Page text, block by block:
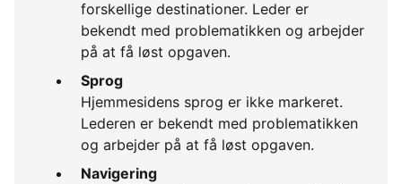
forskellige destinationer. Leder er
bekendt med problematikken og arbejder
på at få løst opgaven.
Sprog
Hjemmesidens sprog er ikke markeret.
Lederen er bekendt med problematikken
og arbejder på at få løst opgaven.
Navigering